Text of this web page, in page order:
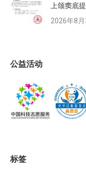
上颌窦底
2026年8月
公益活动
标签